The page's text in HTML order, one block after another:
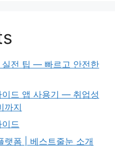
전 팁 — 빠르고 안전한
이드 앱 사용기 — 취업성
까지
드
랫폼 | 베스트줄눈 소개